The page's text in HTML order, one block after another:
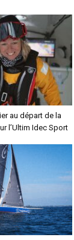
au départ de la
l’Ultim Idec Sport